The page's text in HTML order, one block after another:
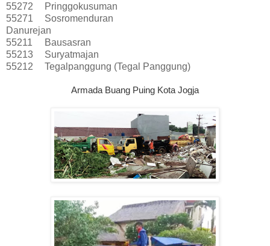
55272
Pringgokusuman
55271
Sosromenduran
Danurejan
55211
Bausasran
55213
Suryatmajan
55212
Tegalpanggung (Tegal Panggung)
Armada Buang Puing Kota Jogja